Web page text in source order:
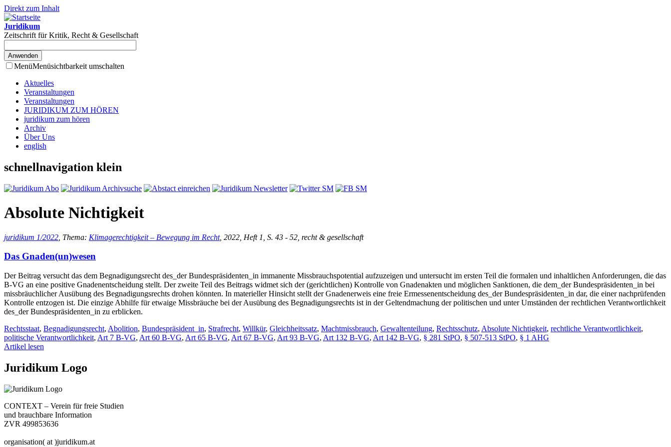
Direkt zum Inhalt
Juridikum
Zeitschrift für Kritik, Recht & Gesellschaft
MenüMenüsichtbarkeit umschalten
Aktuelles
Veranstaltungen
Veranstaltungen
JURIDIKUM ZUM HÖREN
juridikum zum hören
Archiv
Über Uns
english
schnellnavigation klein
Absolute Nichtigkeit
juridikum 1/2022 , Thema: Klimagerechtigkeit – Bewegung im Recht, 2022, Heft 1, S. 43 - 52, recht & gesellschaft
Das Gnaden(un)wesen
Der Beitrag versucht das dem Begnadigungsrecht des_der Bundespräsidenten_in immanente Missbrauchspotential aufzuzeigen und untersucht im ersten Teil die formalen und inhaltlichen Anforderungen, die das
B-VG an eine positive Gnadenentscheidung stellt. Der zweite Teil des Beitrags widmet sich der (gerichtlichen) Kontrolle von Gnadenakten und möglichen Sanktionen, die dem_der Bundespräsidenten_in bei
missbräuchlicher Ausübung des Begnadigungsrechts drohen könnten. In materieller Hinsicht stellt der Gnadenerweis eine freie Ermessenentscheidung des_der Bundespräsidenten_in dar, die einer nachprüfenden
Kontrolle entzogen ist. Die einzige Abhilfe für etwaige Missbräuche bei der Ausübung des Begnadigungsrechts ist in der Geltendmachung der politischen und unter Umständen der rechtlichen Verantwortlichkeit
des_der Bundespräsidenten_in zu erblicken.
Rechtsstaat, Begnadigungsrecht, Abolition, Bundespräsident_in, Strafrecht, Willkür, Gleichheitssatz, Machtmissbrauch, Gewaltenteilung, Rechtsschutz, Absolute Nichtigkeit, rechtliche Verantwortlichkeit,
politische Verantwortlichkeit, Art 7 B-VG, Art 60 B-VG, Art 65 B-VG, Art 67 B-VG, Art 93 B-VG, Art 132 B-VG, Art 142 B-VG, § 281 StPO, § 507-513 StPO, § 1 AHG
Artikel lesen
Juridikum Logo
CONTEXT – Verein für freie Studien
und brauchbare Information
ZVR 499853636
organisation( at )juridikum.at